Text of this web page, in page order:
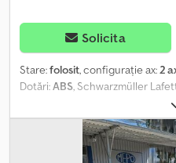
Solicita
Stare:folosit, configurație ax:2
Dotări:ABS, Schwarzmüller
zincat, SAF Totul dintr-o privire: ·
Culoare: Zincat · Greutate
22,5 · Observație: 1 bucată,
speciale: · BDF – Cadru